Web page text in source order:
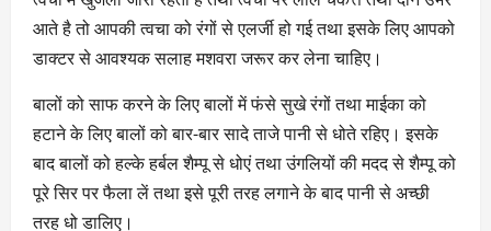
आते है तो आपकी त्वचा को रंगों से एलर्जी हो गई तथा इसके लिए आपको
डाक्टर से आवश्यक सलाह मशवरा जरूर कर लेना चाहिए।
बालों को साफ करने के लिए बालों में फंसे सुखे रंगों तथा माईका को
हटाने के लिए बालों को बार-बार सादे ताजे पानी से धोते रहिए। इसके
बाद बालों को हल्के हर्बल शैम्पू से धोएं तथा उंगलियों की मदद से शैम्पू को
पूरे सिर पर फैला लें तथा इसे पूरी तरह लगाने के बाद पानी से अच्छी
तरह धो डालिए।